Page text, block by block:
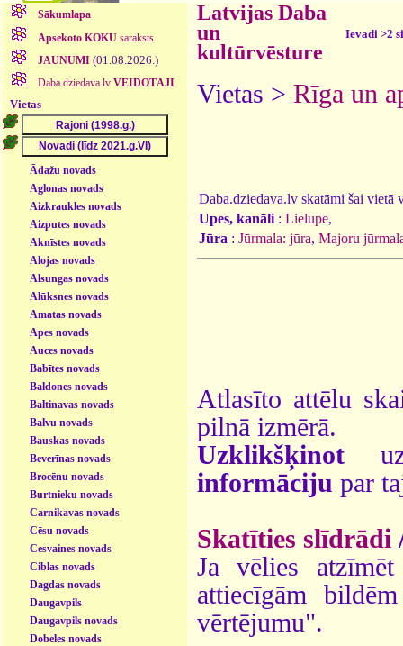
Sākumlapa
Apsekoto KOKUsaraksts
JAUNUMI (01.08.2026.)
Daba.dziedava.lv VEIDOTĀJI
Vietas
Ādažu novads
Aglonas novads
Aizkraukles novads
Aizputes novads
Aknīstes novads
Alojas novads
Alsungas novads
Alūksnes novads
Amatas novads
Apes novads
Auces novads
Babītes novads
Baldones novads
Baltinavas novads
Balvu novads
Bauskas novads
Beverīnas novads
Brocēnu novads
Burtnieku novads
Carnikavas novads
Cēsu novads
Cesvaines novads
Ciblas novads
Dagdas novads
Daugavpils
Daugavpils novads
Dobeles novads
Latvijas Daba
un
kultūrvēsture
Ievadi >2
Vietas > Rīga un
Daba.dziedava.lv skatāmi šai vietā
Upes, kanāli : Lielupe,
Jūra : Jūrmala: jūra, Majoru
Atlasīto attēlu
pilnā izmērā.
Uzklikšķinot
informāciju par
Skatīties slīdrādi
Ja vēlies
attiecīgām
vērtējumu".